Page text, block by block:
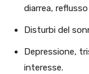
diarrea,
Disturbi del
Depressione,
interesse.